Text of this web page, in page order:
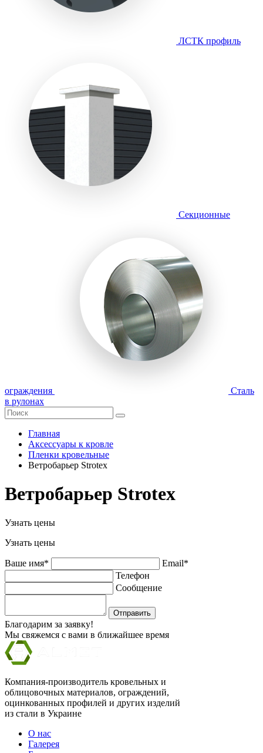
ЛСТК профиль
Секционные
ограждения
Сталь
в рулонах
Главная
Аксессуары к кровле
Пленки кровельные
Ветробарьер Strotex
Ветробарьер Strotex
Узнать цены
Узнать цены
Ваше имя*
Email*
Телефон
Сообщение
Отправить
Благодарим за заявку!
Мы свяжемся с вами в ближайшее время
Компания-производитель кровельных и
облицовочных материалов, ограждений,
оцинкованных профилей и других изделий
из стали в Украине
О нас
Галерея